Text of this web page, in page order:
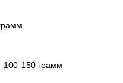
100-150 грамм